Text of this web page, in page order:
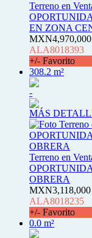
Terreno en
EN ZONA
MXN4,970,000
ALA8018393
+/- Favorito
308.2 m²
-
MÁS
Terreno en
OBRERA
MXN3,118,000
ALA8018235
+/- Favorito
0.0 m²